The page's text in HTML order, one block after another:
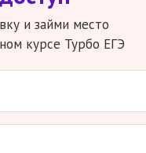
и займи место
курсе Турбо ЕГЭ